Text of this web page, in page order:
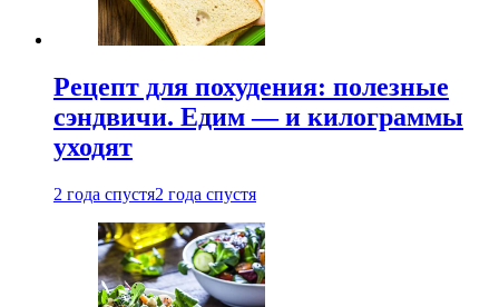
Рецепт для похудения: полезные
сэндвичи. Едим — и килограммы
уходят
2 года спустя2 года спустя